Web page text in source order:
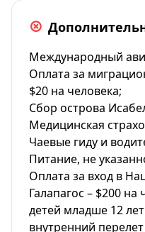
Международный
Оплата за
$20 на человека;
Сбор острова
Медицинская
Чаевые гиду и
Питание, не
Оплата за вход в
Галапагос – $200 на
детей младше 12 лет
внутренний